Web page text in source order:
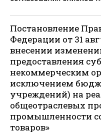
Постановление
Федерации от 31
внесении
предоставления
некоммерческим
исключением
учреждений) на
общеотраслевых
промышленности
товаров»